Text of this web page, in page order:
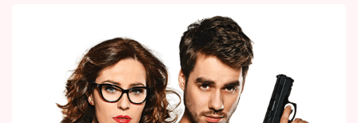
Vztahy
Seriály